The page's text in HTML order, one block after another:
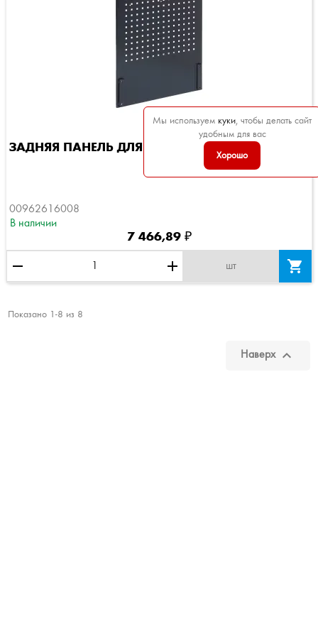
Мы используем куки, чтобы делать сайт
удобным для вас
Хорошо
ЗАДНЯЯ ПАНЕЛЬ ДЛЯ ТЕЛЕЖЕК...
00962616008
В наличии
7 466,89 ₽
remove add шт 
Показано 1-8 из 8
Наверх 